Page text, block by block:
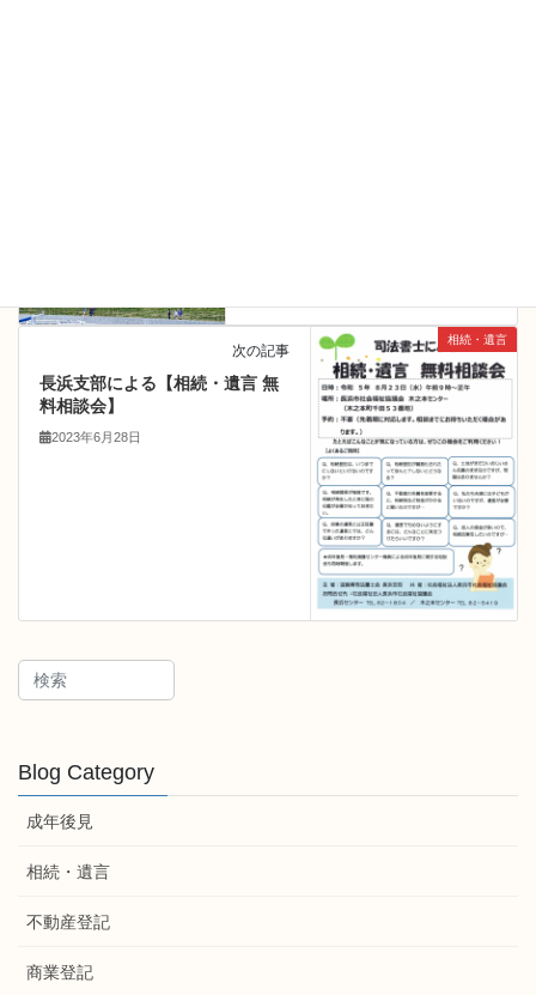
相続・遺言
次の記事
長浜支部による【相続・遺言 無
料相談会】
2023年6月28日
Blog Category
成年後見
相続・遺言
不動産登記
商業登記